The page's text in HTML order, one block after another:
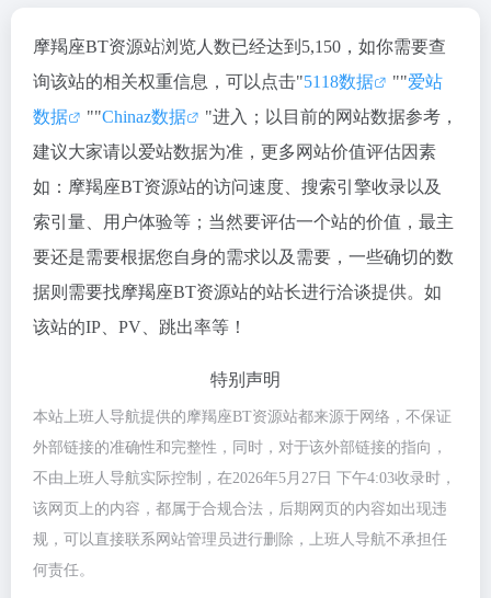
摩羯座BT资源站浏览人数已经达到5,150，如你需要查
询该站的相关权重信息，可以点击"5118数据 ""爱站
数据
""Chinaz数据
"进入；以目前的网站数据参考，
建议大家请以爱站数据为准，更多网站价值评估因素
如：摩羯座BT资源站的访问速度、搜索引擎收录以及
索引量、用户体验等；当然要评估一个站的价值，最主
要还是需要根据您自身的需求以及需要，一些确切的数
据则需要找摩羯座BT资源站的站长进行洽谈提供。如
该站的IP、PV、跳出率等！
特别声明
本站上班人导航提供的摩羯座BT资源站都来源于网络，不保证
外部链接的准确性和完整性，同时，对于该外部链接的指向，
不由上班人导航实际控制，在2026年5月27日 下午4:03收录时，
该网页上的内容，都属于合规合法，后期网页的内容如出现违
规，可以直接联系网站管理员进行删除，上班人导航不承担任
何责任。